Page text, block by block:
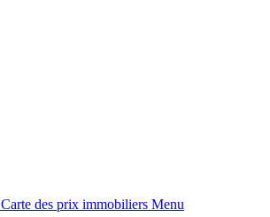
Carte des prix immobiliers Menu